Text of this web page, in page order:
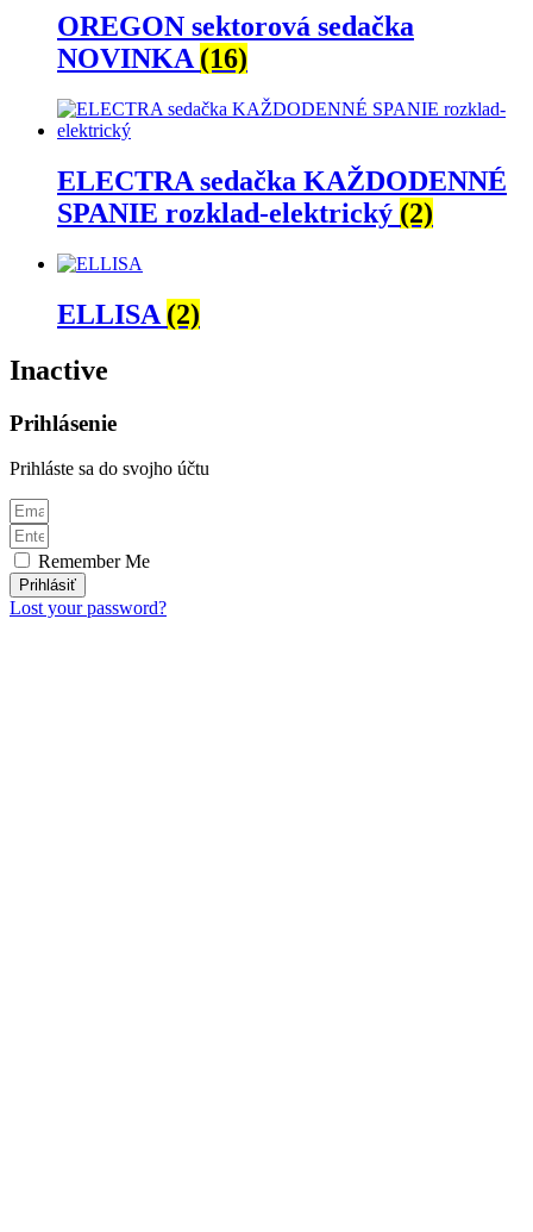
OREGON sektorová sedačka
NOVINKA (16)
ELECTRA sedačka KAŽDODENNÉ
SPANIE rozklad-elektrický (2)
ELLISA (2)
Inactive
Prihlásenie
Prihláste sa do svojho účtu
Remember Me
Prihlásiť
Lost your password?